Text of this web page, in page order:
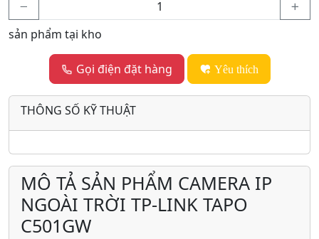
sản phẩm tại kho
Gọi điện đặt hàng Yêu thích
THÔNG SỐ KỸ THUẬT
MÔ TẢ SẢN PHẨM CAMERA IP
NGOÀI TRỜI TP-LINK TAPO
C501GW